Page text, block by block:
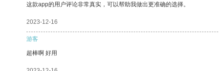
这款app的用户评论非常真实，可以帮助我做出更准确的选择。
2023-12-16
游客
超棒啊 好用